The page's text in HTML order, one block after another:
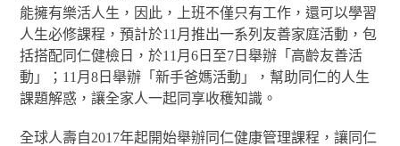
能擁有樂活人生，因此，上班不僅只有工作，還可以學習
人生必修課程，預計於11月推出一系列友善家庭活動，包
括搭配同仁健檢日，於11月6日至7日舉辦「高齡友善活
動」；11月8日舉辦「新手爸媽活動」，幫助同仁的人生
課題解惑，讓全家人一起同享收穫知識。
全球人壽自2017年起開始舉辦同仁健康管理課程，讓同仁